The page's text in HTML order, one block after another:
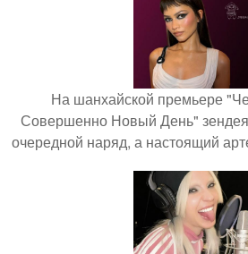
На шанхайской премьере
Совершенно Новый День"
очередной наряд, а настоящий